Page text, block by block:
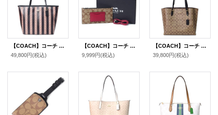
【COACH】コーチ バッグ コーティングキャンバス レザー シグネチャー ストライプ ロゴ シティ トートバッグ ウォルナット×タン〔日本未発売〕
49,800円(税込)
【COACH】コーチ コーティングキャンバス カーフレザー シグネチャー ジップ フォン ポーチ＋lightning ライトニング ケーブル 専用BOX付 2点セット タンマルチ〔日本未発売〕
9,999円(税込)
【COACH】コーチ コーティングキャンバス スムースレザー シグネチャー モリー トートバッグ カーキ×ブラック〔日本未発売〕
39,800円(税込)